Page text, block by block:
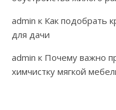
admin к Как подобрать
для дачи
admin к Почему важно
химчистку мягкой